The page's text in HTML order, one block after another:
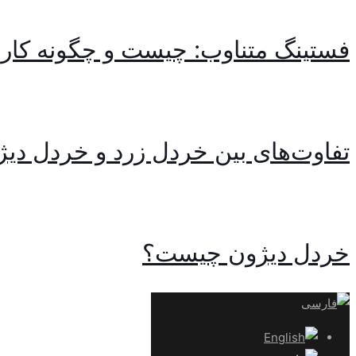
فستینگ متناوب: چیست و چگونه
تفاوت‌های بین خردل زرد و خردل
خردل دیژون چیست؟